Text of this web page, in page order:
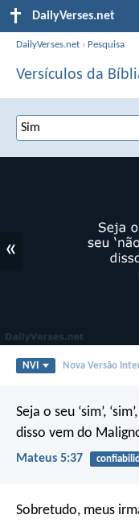
DailyVerses.net
DailyVerses.net › Pesquisa
Versículos da
«
NVI Nova Versão
Seja o seu ‘sim’,
disso vem do
Mateus 5:37
Sobretudo, meus